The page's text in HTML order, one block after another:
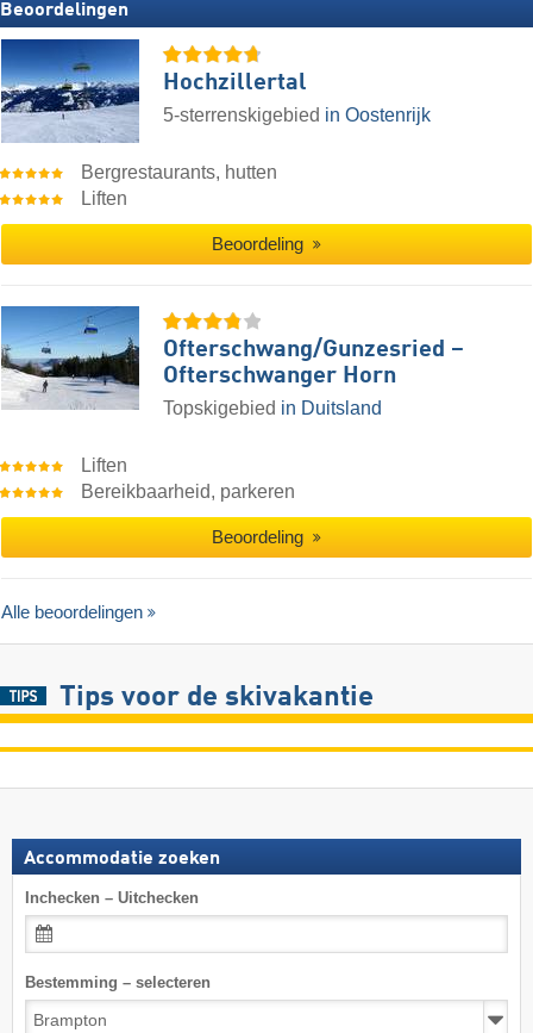
Beoordelingen
Hochzillertal
5-sterrenskigebied in Oostenrijk
Bergrestaurants, hutten
Liften
Beoordeling
Ofterschwang/​Gunzesried –
Ofterschwanger Horn
Topskigebied in Duitsland
Liften
Bereikbaarheid, parkeren
Beoordeling
Alle beoordelingen
Tips voor de skivakantie
Accommodatie zoeken
Inchecken – Uitchecken
Bestemming – selecteren